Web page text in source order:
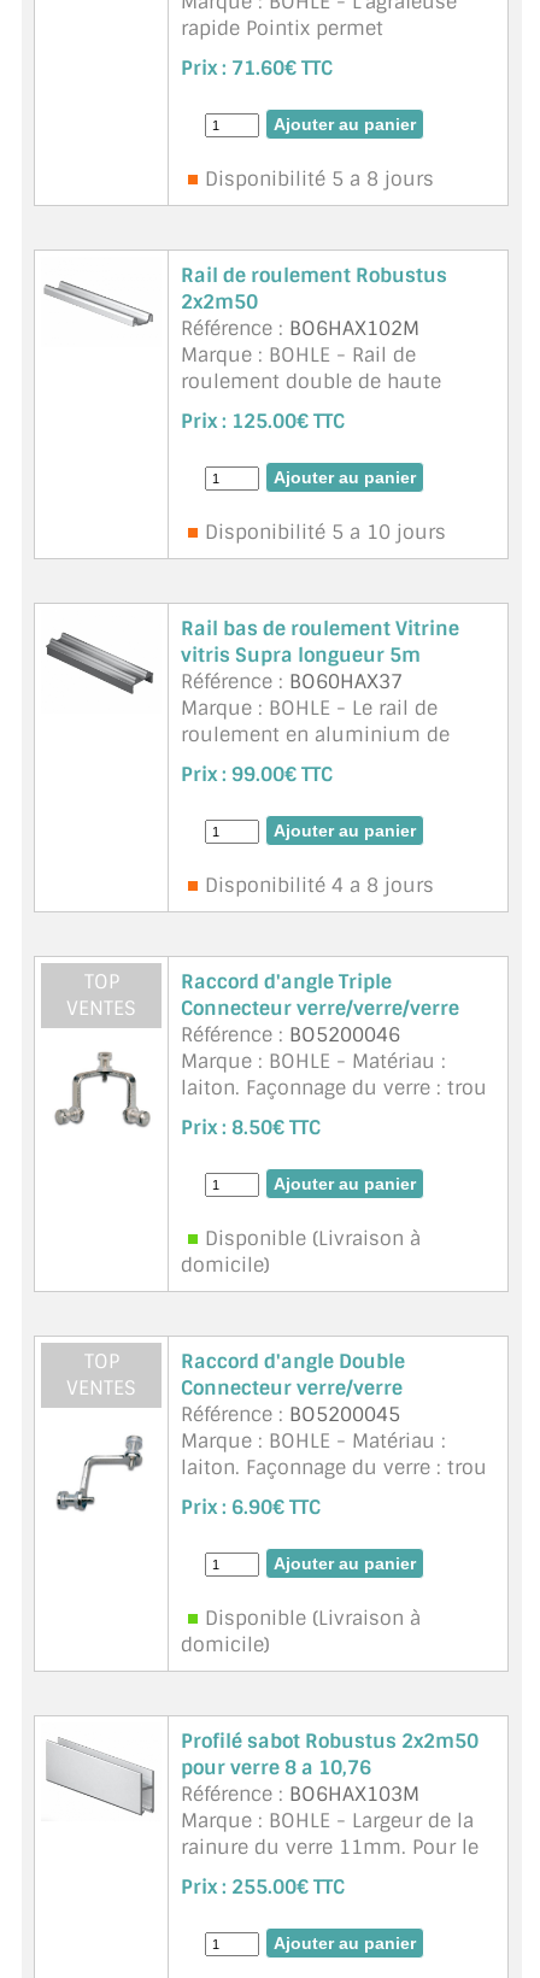
rapide Pointix permet
l'utilisation de pointes triangle
et losange avec un seul outil.
Elle est solide et facile à utiliser.
Les pointes sont simplement
Prix : 71.60€ TTC
Disponibilité 5 a 8 jours
Rail de roulement Robustus
2x2m50
Référence : BO6HAX102M
Marque : BOHLE - Rail de
roulement double de haute
qualité en aluminium pour le
système de portes coulissantes
Robustus. Capacité de charge
:140 kg. Contenu de l'emballage :
Prix : 125.00€ TTC
Disponibilité 5 a 10 jours
Rail bas de roulement Vitrine
vitris Supra longueur 5m
Référence : BO60HAX37
Marque : BOHLE - Le rail de
roulement en aluminium de
haute qualité, disponible en
différentes versions, est adapté
au système de portes
coulissantes Supra. Note
Prix : 99.00€ TTC
Disponibilité 4 a 8 jours
TOP
VENTES
Raccord d'angle Triple
Connecteur verre/verre/verre
Référence : BO5200046
Marque : BOHLE - Matériau :
laiton. Façonnage du verre : trou
6mm. Pour verre 4 à 6mm. Vis
moletées, rondelles en plastique
et douilles incluses. Hauteur de
serrage max. 10mm. Pour verre
Prix : 8.50€ TTC
Disponible (Livraison à
domicile)
TOP
VENTES
Raccord d'angle Double
Connecteur verre/verre
Référence : BO5200045
Marque : BOHLE - Matériau :
laiton. Façonnage du verre : trou
6mm. Pour verre 4 à 6mm. Vis
moletées, rondelles en plastique
et douilles incluses. Hauteur de
serrage max. 10mm. Pour verre
Prix : 6.90€ TTC
Disponible (Livraison à
domicile)
Profilé sabot Robustus 2x2m50
pour verre 8 a 10,76
Référence : BO6HAX103M
Marque : BOHLE - Largeur de la
rainure du verre 11mm. Pour le
verre de 8 mm, il faut utiliser le
profilé sabot BO 60HAX108. Le
profilé du sabot de roulement
est fixé sur le bord inférieur d ...
Prix : 255.00€ TTC